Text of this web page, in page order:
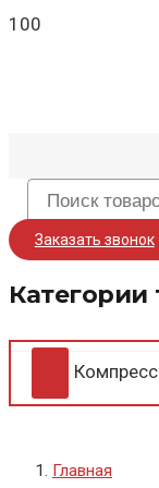
Заказать звонок
Категории
Главная